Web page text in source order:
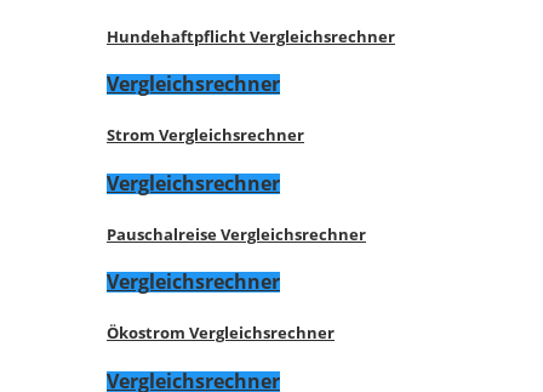
Hundehaftpflicht Vergleichsrechner
Vergleichsrechner
Strom Vergleichsrechner
Vergleichsrechner
Pauschalreise Vergleichsrechner
Vergleichsrechner
Ökostrom Vergleichsrechner
Vergleichsrechner